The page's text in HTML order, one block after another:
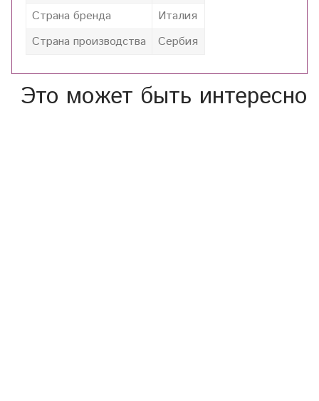
Страна бренда
Италия
Страна производства
Сербия
Это может быть интересно